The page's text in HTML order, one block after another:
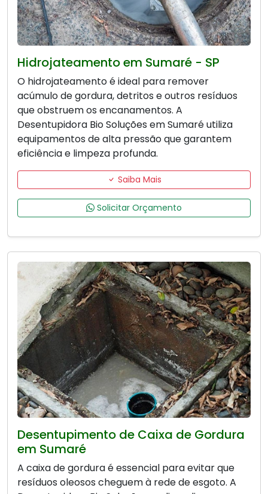
Hidrojateamento em Sumaré - SP
O hidrojateamento é ideal para remover
acúmulo de gordura, detritos e outros resíduos
que obstruem os encanamentos. A
Desentupidora Bio Soluções em Sumaré utiliza
equipamentos de alta pressão que garantem
eficiência e limpeza profunda.
Saiba Mais
Solicitar Orçamento
Desentupimento de Caixa de Gordura
em Sumaré
A caixa de gordura é essencial para evitar que
resíduos oleosos cheguem à rede de esgoto. A